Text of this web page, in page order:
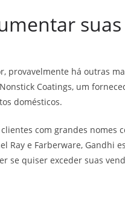
provavelmente há outras
Coatings, um
domésticos.
com grandes nomes
Ray e Farberware, Gandhi
se quiser exceder suas